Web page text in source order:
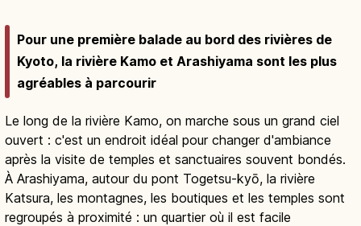
Pour une première balade au bord des rivières de
Kyoto, la rivière Kamo et Arashiyama sont les plus
agréables à parcourir
Le long de la rivière Kamo, on marche sous un grand ciel
ouvert : c'est un endroit idéal pour changer d'ambiance
après la visite de temples et sanctuaires souvent bondés.
À Arashiyama, autour du pont Togetsu-kyō, la rivière
Katsura, les montagnes, les boutiques et les temples sont
regroupés à proximité : un quartier où il est facile